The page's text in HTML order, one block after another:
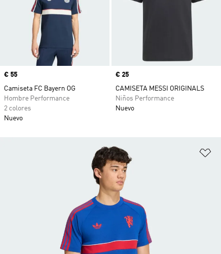
Precio
€ 55
Camiseta FC Bayern OG
Hombre Performance
2 colores
Nuevo
Precio
€ 25
CAMISETA MESSI ORIGINALS
Niños Performance
Nuevo